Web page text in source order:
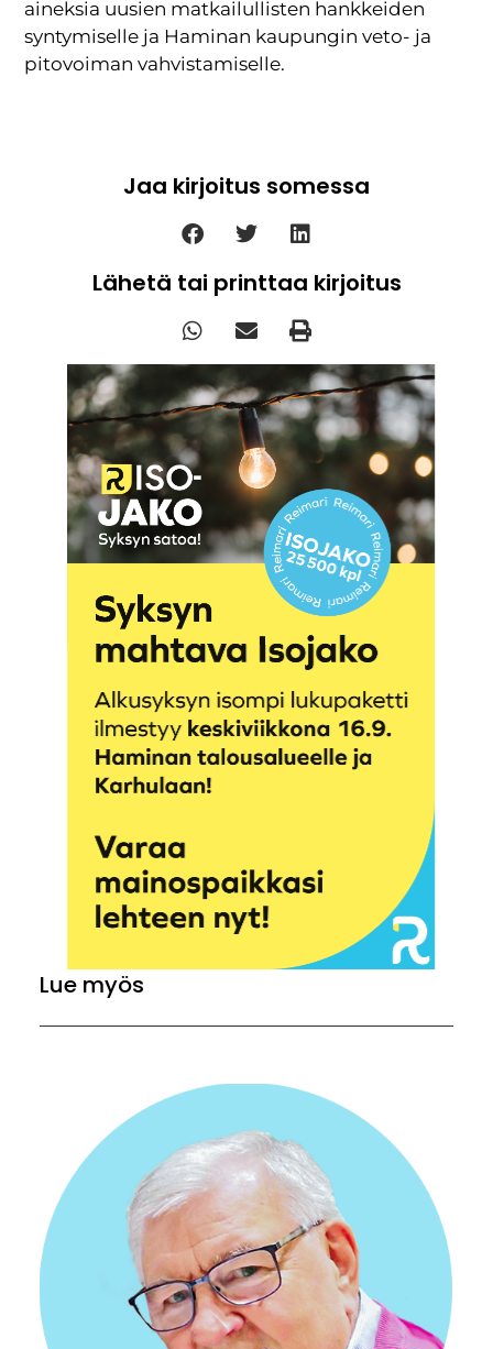
aineksia uusien matkailullisten hankkeiden
syntymiselle ja Haminan kaupungin veto- ja
pitovoiman vahvistamiselle.
Jaa kirjoitus somessa
Lähetä tai printtaa kirjoitus
Lue myös